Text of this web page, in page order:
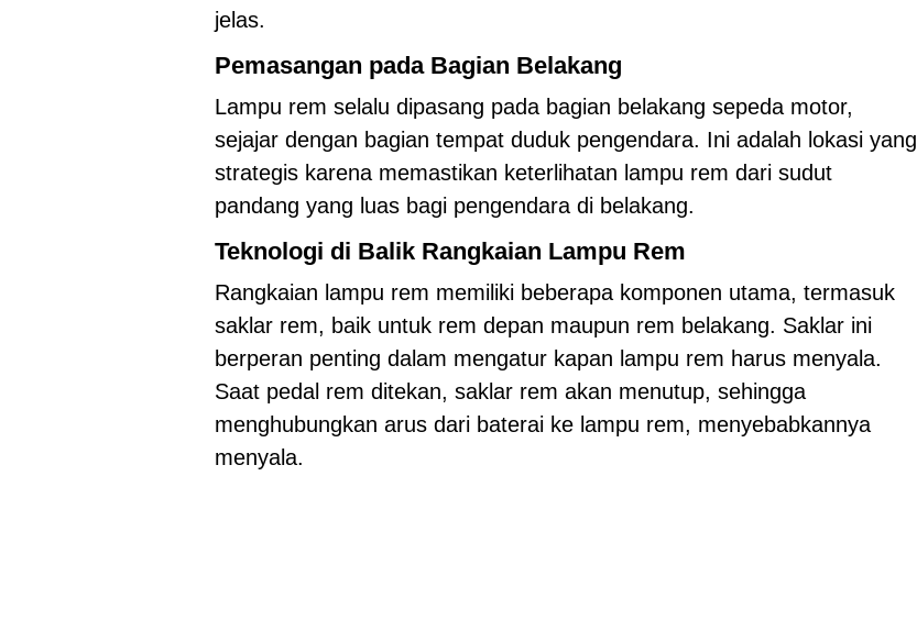
jelas.
Pemasangan pada Bagian Belakang
Lampu rem selalu dipasang pada bagian belakang sepeda motor,
sejajar dengan bagian tempat duduk pengendara. Ini adalah lokasi yang
strategis karena memastikan keterlihatan lampu rem dari sudut
pandang yang luas bagi pengendara di belakang.
Teknologi di Balik Rangkaian Lampu Rem
Rangkaian lampu rem memiliki beberapa komponen utama, termasuk
saklar rem, baik untuk rem depan maupun rem belakang. Saklar ini
berperan penting dalam mengatur kapan lampu rem harus menyala.
Saat pedal rem ditekan, saklar rem akan menutup, sehingga
menghubungkan arus dari baterai ke lampu rem, menyebabkannya
menyala.